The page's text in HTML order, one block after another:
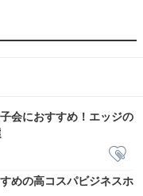
会におすすめ！エッジの
めの高コスパビジネスホ